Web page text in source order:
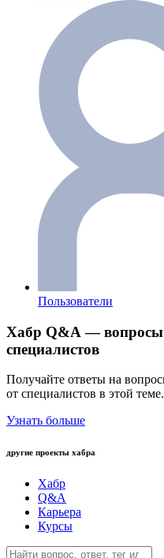
Пользователи
Хабр Q&A — вопросы
специалистов
Получайте ответы на
от специалистов в этой теме.
Узнать больше
другие проекты хабра
Хабр
Q&A
Карьера
Курсы